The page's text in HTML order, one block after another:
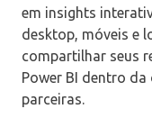
em insights
desktop, móveis e
compartilhar seus
Power BI dentro
parceiras.